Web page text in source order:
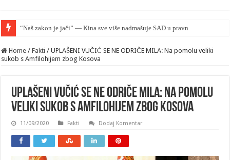
“Naš zakon je jači” — Kina sve više nadmašuje SAD u pravnom smislu
Home / Fakti / UPLAŠENI VUČIĆ SE NE ODRIČE MILA: Na pomolu veliki
sukob s Amfilohijem zbog Kosova
UPLAŠENI VUČIĆ SE NE ODRIČE MILA: Na pomolu
veliki sukob s Amfilohijem zbog Kosova
11/09/2020 Fakti Dodaj Komentar